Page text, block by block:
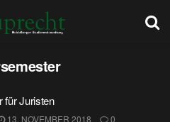
für Juristen
13. NOVEMBER 2018 0